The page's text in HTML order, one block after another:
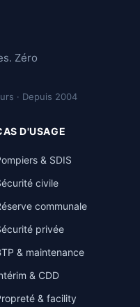
Zéro
· Depuis 2004
D'USAGE
& SDIS
civile
communale
privée
& maintenance
& CDD
& facility